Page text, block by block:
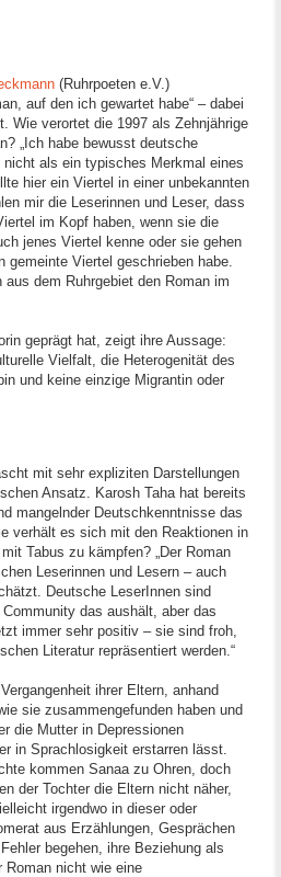
(Ruhrpoeten e.V.)
auf den ich gewartet habe“ – dabei
Wie verortet die 1997 als Zehnjährige
„Ich habe bewusst deutsche
als ein typisches Merkmal eines
hier ein Viertel in einer unbekannten
mir die Leserinnen und Leser, dass
im Kopf haben, wenn sie die
jenes Viertel kenne oder sie gehen
Viertel geschrieben habe.
dem Ruhrgebiet den Roman im
geprägt hat, zeigt ihre Aussage:
Vielfalt, die Heterogenität des
und keine einzige Migrantin oder
mit sehr expliziten Darstellungen
Ansatz. Karosh Taha hat bereits
mangelnder Deutschkenntnisse das
verhält es sich mit den Reaktionen in
Tabus zu kämpfen? „Der Roman
Leserinnen und Lesern – auch
Deutsche LeserInnen sind
das aushält, aber das
immer sehr positiv – sie sind froh,
Literatur repräsentiert werden.“
ihrer Eltern, anhand
sie zusammengefunden haben und
die Mutter in Depressionen
in Sprachlosigkeit erstarren lässt.
kommen Sanaa zu Ohren, doch
der Tochter die Eltern nicht näher,
irgendwo in dieser oder
aus Erzählungen, Gesprächen
begehen, ihre Beziehung als
Roman nicht wie eine